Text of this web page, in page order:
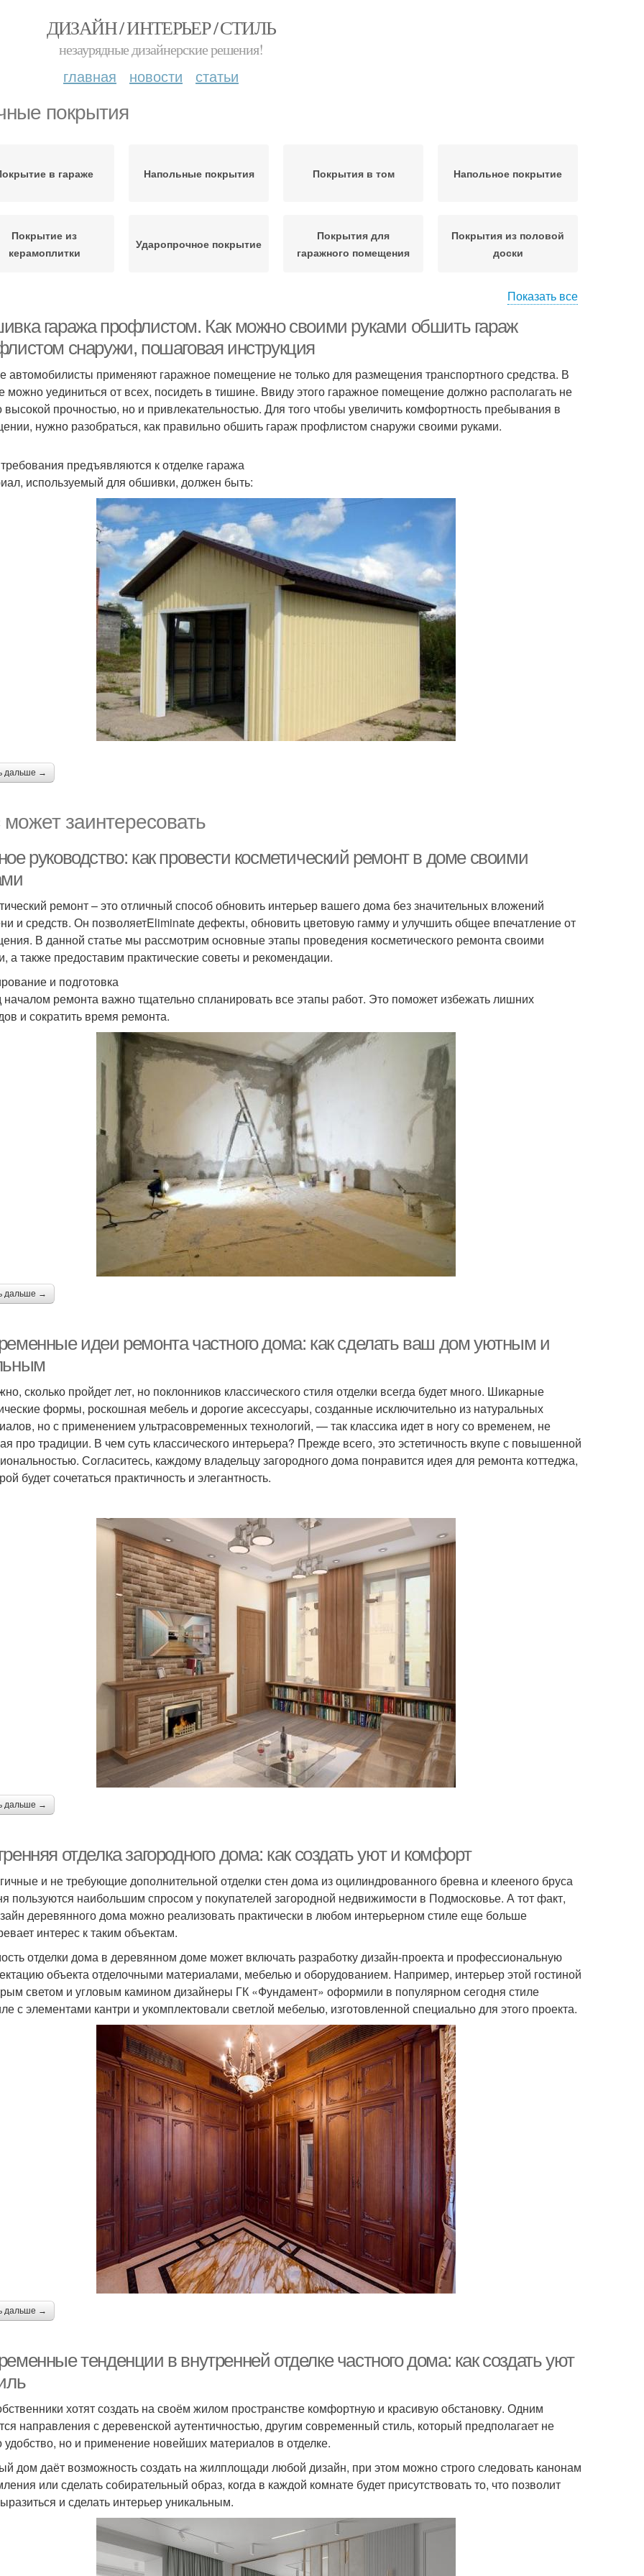
ДИЗАЙН / ИНТЕРЬЕР / СТИЛЬ
незаурядные дизайнерские решения!
главная новости статьи
покрытия
в гараже Напольные покрытия Покрытия в том Напольное покрытие
Покрытие из
керамоплитки
Ударопрочное покрытие
Покрытия для
гаражного помещения
Покрытия из половой
доски
Показать все
гаража профлистом. Как можно своими руками обшить гараж
снаружи, пошаговая инструкция
автомобилисты применяют гаражное помещение не только для размещения транспортного средства. В
можно уединиться от всех, посидеть в тишине. Ввиду этого гаражное помещение должно располагать не
высокой прочностью, но и привлекательностью. Для того чтобы увеличить комфортность пребывания в
нужно разобраться, как правильно обшить гараж профлистом снаружи своими руками.
предъявляются к отделке гаража
используемый для обшивки, должен быть:
дальше →
заинтересовать
руководство: как провести косметический ремонт в доме своими
ремонт – это отличный способ обновить интерьер вашего дома без значительных вложений
и средств. Он позволяетEliminate дефекты, обновить цветовую гамму и улучшить общее впечатление от
В данной статье мы рассмотрим основные этапы проведения косметического ремонта своими
а также предоставим практические советы и рекомендации.
и подготовка
ремонта важно тщательно спланировать все этапы работ. Это поможет избежать лишних
и сократить время ремонта.
дальше →
идеи ремонта частного дома: как сделать ваш дом уютным и
сколько пройдет лет, но поклонников классического стиля отделки всегда будет много. Шикарные
формы, роскошная мебель и дорогие аксессуары, созданные исключительно из натуральных
но с применением ультрасовременных технологий, — так классика идет в ногу со временем, не
про традиции. В чем суть классического интерьера? Прежде всего, это эстетичность вкупе с повышенной
Согласитесь, каждому владельцу загородного дома понравится идея для ремонта коттеджа,
будет сочетаться практичность и элегантность.
дальше →
отделка загородного дома: как создать уют и комфорт
и не требующие дополнительной отделки стен дома из оцилиндрованного бревна и клееного бруса
пользуются наибольшим спросом у покупателей загородной недвижимости в Подмосковье. А тот факт,
деревянного дома можно реализовать практически в любом интерьерном стиле еще больше
интерес к таким объектам.
отделки дома в деревянном доме может включать разработку дизайн-проекта и профессиональную
объекта отделочными материалами, мебелью и оборудованием. Например, интерьер этой гостиной
светом и угловым камином дизайнеры ГК «Фундамент» оформили в популярном сегодня стиле
с элементами кантри и укомплектовали светлой мебелью, изготовленной специально для этого проекта.
дальше →
тенденции в внутренней отделке частного дома: как создать уют
хотят создать на своём жилом пространстве комфортную и красивую обстановку. Одним
направления с деревенской аутентичностью, другим современный стиль, который предполагает не
удобство, но и применение новейших материалов в отделке.
дом даёт возможность создать на жилплощади любой дизайн, при этом можно строго следовать канонам
или сделать собирательный образ, когда в каждой комнате будет присутствовать то, что позволит
и сделать интерьер уникальным.